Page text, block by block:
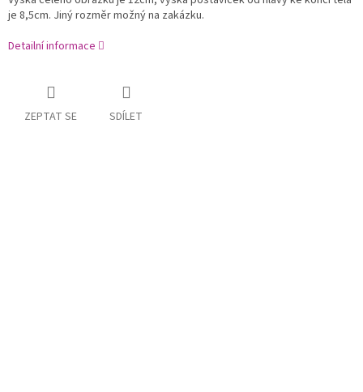
je 8,5cm. Jiný rozměr možný na zakázku.
Detailní informace
ZEPTAT SE SDÍLET